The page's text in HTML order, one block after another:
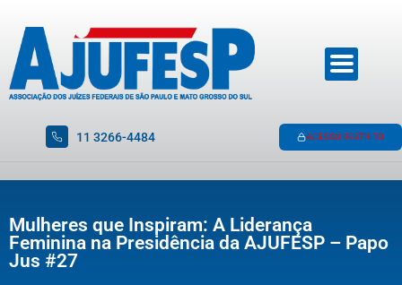
11 3266-4484 ACESSO RESTRITO
Mulheres que Inspiram: A Liderança
Feminina na Presidência da AJUFESP – Papo
Jus #27